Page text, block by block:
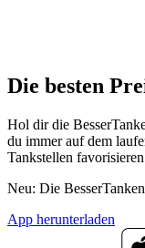
Die besten
Hol dir die
du immer auf dem
Tankstellen
Neu: Die
App herunterladen